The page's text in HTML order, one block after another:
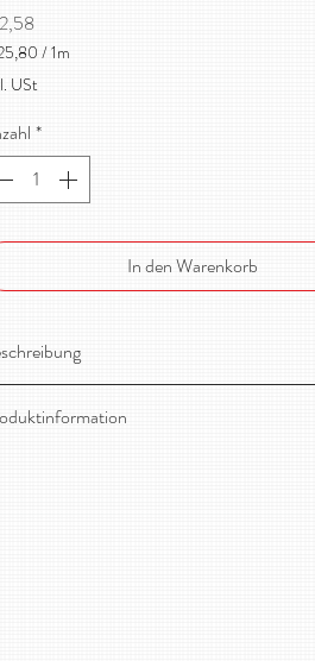
/1m
USt
*
In den Warenkorb